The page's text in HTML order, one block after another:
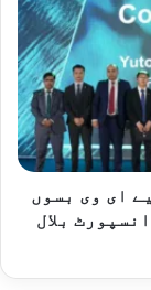
ای وی بسوں
بلال